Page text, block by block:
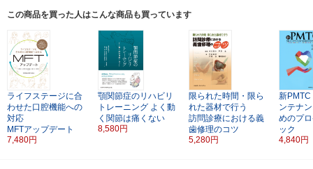
この商品を買った人はこんな商品も買っています
ライフステージに合
わせた口腔機能への
対応
MFTアップデート
7,480円
顎関節症のリハビリ
トレーニング よく動
く関節は痛くない
8,580円
限られた時間・限ら
れた器材で行う
訪問診療における義
歯修理のコツ
5,280円
新PMTC
ンテナ
めのプ
ック
4,840円